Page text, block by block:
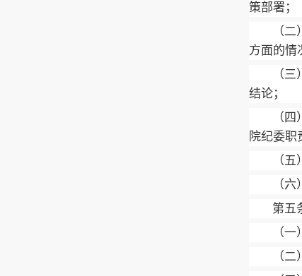
策部署；
（
方面的情
（
结论；
（
院纪委职
（
（
第五
（
（